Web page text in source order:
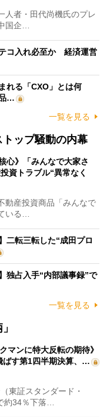
者・田代尚機氏のプレ
国企…
コ入れ必至か 経済運営
れる「CXO」とは何
…
一覧を見る
トップ騒動の内幕
心》「みんなで大家さ
資トラブル“異常なく
動産投資商品「みんなで
いる…
二転三転した“成田プロ
独占入手“内部議事録”で
一覧を見る
マンに特大反転の期待》
ばす第1四半期決算、…
東証スタンダード・
約34％下落…